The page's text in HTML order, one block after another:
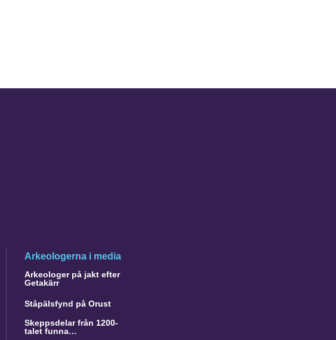
Arkeologerna i media
Arkeologer på jakt efter
Getakärr
Ståpälsfynd på Orust
Skeppsdelar från 1200-
talet funna…